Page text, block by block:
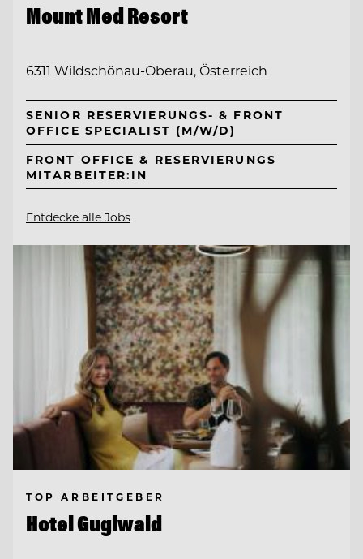
Mount Med Resort
6311 Wildschönau-Oberau, Österreich
SENIOR RESERVIERUNGS- & FRONT
OFFICE SPECIALIST (M/W/D)
FRONT OFFICE & RESERVIERUNGS
MITARBEITER:IN
Entdecke alle Jobs
TOP ARBEITGEBER
Hotel Guglwald